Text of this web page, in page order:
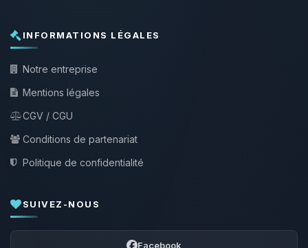
INFORMATIONS LÉGALES
Notre entreprise
Mentions légales
CGV / CGU
Conditions de partenariat
Politique de confidentialité
SUIVEZ-NOUS
Facebook